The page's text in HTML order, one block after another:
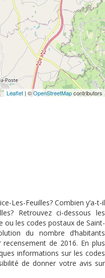
Leaflet | ©OpenStreetMapcontributors
Les-Feuilles? Combien y’a-t-il
Retrouvez ci-dessous les
ou les codes postaux de Saint-
du nombre d’habitants
recensement de 2016. En plus
informations sur les codes
de donner votre avis sur